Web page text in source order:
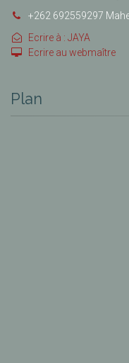
+262 692559297
Ecrire à : JAYA
Ecrire au webmaître
Plan